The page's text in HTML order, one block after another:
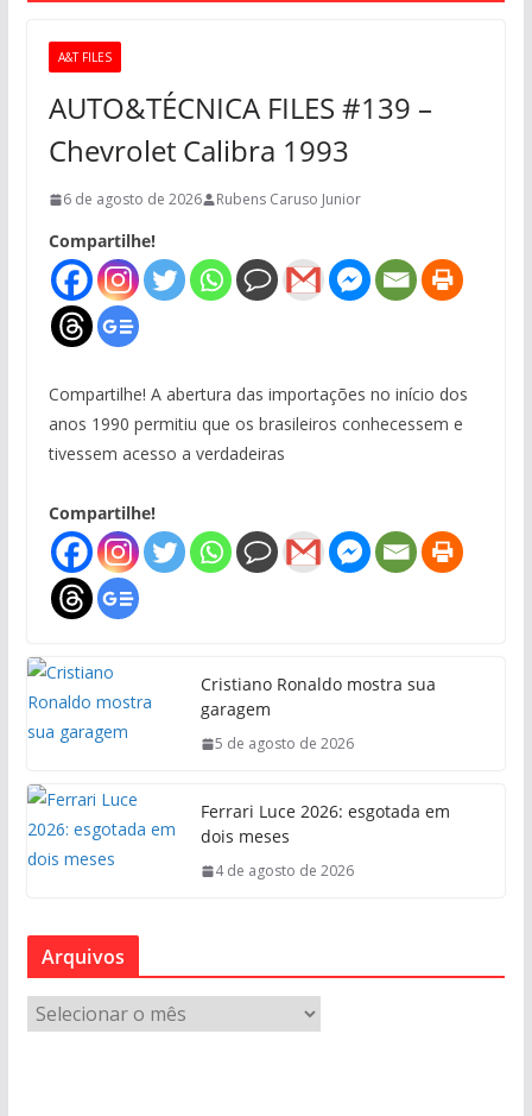
A&T FILES
AUTO&TÉCNICA FILES #139 –
Chevrolet Calibra 1993
6 de agosto de 2026 Rubens Caruso Junior
Compartilhe!
Compartilhe! A abertura das importações no início dos
anos 1990 permitiu que os brasileiros conhecessem e
tivessem acesso a verdadeiras
Compartilhe!
Cristiano Ronaldo mostra sua
garagem
5 de agosto de 2026
Ferrari Luce 2026: esgotada em
dois meses
4 de agosto de 2026
Arquivos
r